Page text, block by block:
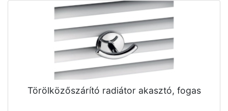
Törölközőszárító radiátor akasztó, fogas